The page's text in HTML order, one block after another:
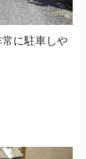
に駐車しや